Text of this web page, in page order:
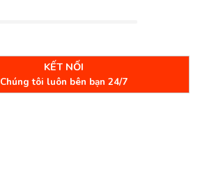
KẾT NỐI
Chúng tôi luôn bên bạn 24/7